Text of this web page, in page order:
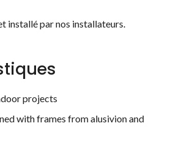
installé par nos installateurs.
projects
with frames from alusivion and